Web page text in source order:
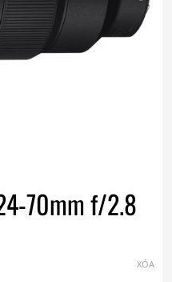
70mm f/2.8
XÓA